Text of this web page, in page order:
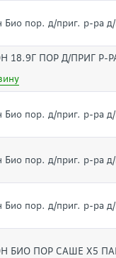
Био пор. д/приг. р-ра
18.9Г ПОР Д/ПРИГ Р-
Био пор. д/приг. р-ра
Био пор. д/приг. р-ра
Био пор. д/приг. р-ра
БИО ПОР САШЕ Х5